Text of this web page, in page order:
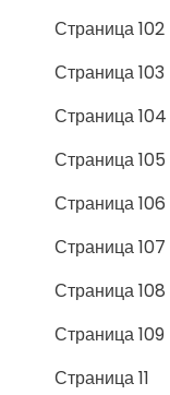
Страница 102
Страница 103
Страница 104
Страница 105
Страница 106
Страница 107
Страница 108
Страница 109
Страница 11